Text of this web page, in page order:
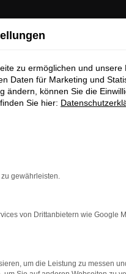
Grund liegt in der
einsteigen. Für
welche Lackierung
zu ermöglichen und unsere
Daten für Marketing und
ändern, können Sie die
Sie hier:
gewährleisten.
von Drittanbietern wie Google
um die Leistung zu messen